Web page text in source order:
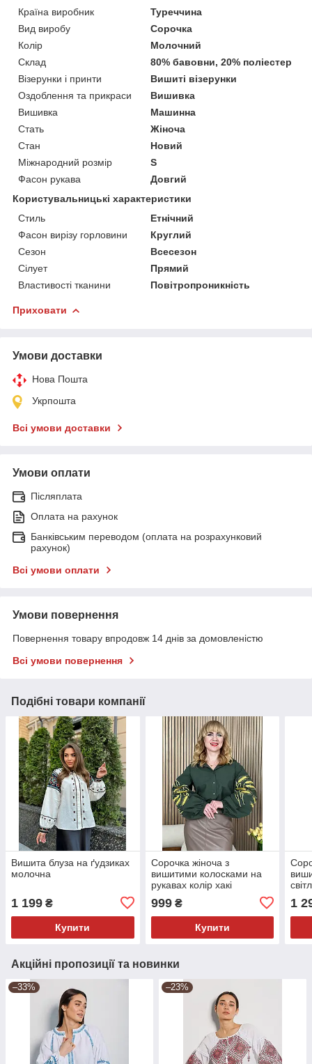
Країна виробник
Туреччина
Вид виробу
Сорочка
Колір
Молочний
Склад
80% бавовни, 20% поліестер
Візерунки і принти
Вишиті візерунки
Оздоблення та прикраси
Вишивка
Вишивка
Машинна
Стать
Жіноча
Стан
Новий
Міжнародний розмір
S
Фасон рукава
Довгий
Користувальницькі характеристики
Стиль
Етнічний
Фасон вирізу горловини
Круглий
Сезон
Всесезон
Сілует
Прямий
Властивості тканини
Повітропроникність
Приховати
Умови доставки
Нова Пошта
Укрпошта
Всі умови доставки
Умови оплати
Післяплата
Оплата на рахунок
Банківським переводом (оплата на розрахунковий
рахунок)
Всі умови оплати
Умови повернення
Повернення товару впродовж 14 днів за домовленістю
Всі умови повернення
Подібні товари компанії
Вишита блуза на ґудзиках
молочна
1 199 ₴
Купити
Сорочка жіноча з
вишитими колосками на
рукавах колір хакі
999₴
Купити
1
Акційні пропозиції та новинки
–33% –23%